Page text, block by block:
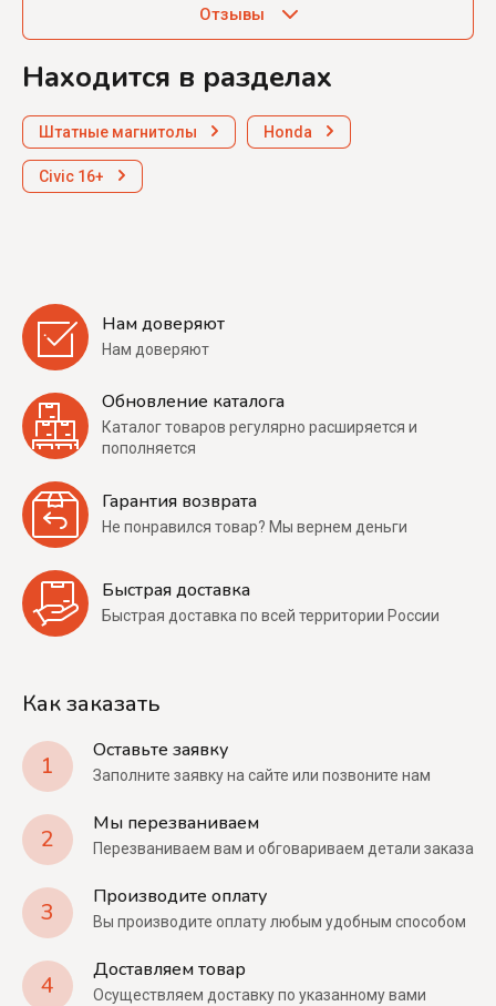
Отзывы
Находится в разделах
Штатные магнитолы Honda
Civic 16+
Нам доверяют
Нам доверяют
Обновление каталога
Каталог товаров регулярно расширяется и
пополняется
Гарантия возврата
Не понравился товар? Мы вернем деньги
Быстрая доставка
Быстрая доставка по всей территории России
Как заказать
1
Оставьте заявку
Заполните заявку на сайте или позвоните нам
2
Мы перезваниваем
Перезваниваем вам и обговариваем детали заказа
3
Производите оплату
Вы производите оплату любым удобным способом
4
Доставляем товар
Осуществляем доставку по указанному вами